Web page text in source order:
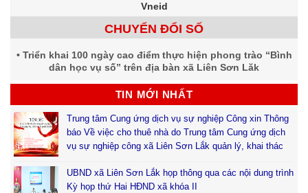
Vneid
CHUYỂN ĐỔI SỐ
Triển khai 100 ngày cao điểm thực hiện phong trào “Bình
dân học vụ số” trên địa bàn xã Liên Sơn Lăk
TIN MỚI NHẤT
Trung tâm Cung ứng dịch vụ sự nghiệp Công xin Thông
báo Về việc cho thuê nhà do Trung tâm Cung ứng dịch
vụ sự nghiệp công xã Liên Sơn Lắk quản lý, khai thác
UBND xã Liên Sơn Lắk họp thông qua các nội dung trình
Kỳ họp thứ Hai HĐND xã khóa II